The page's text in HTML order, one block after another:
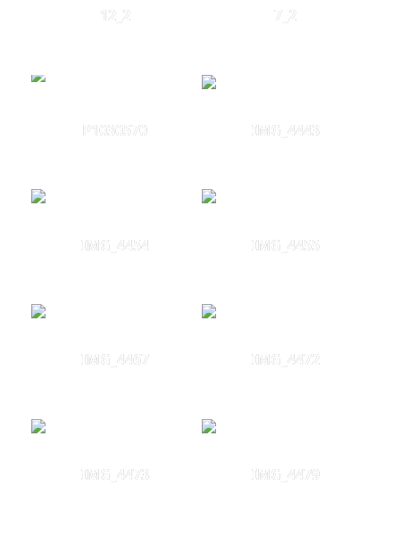
12_2 7_2
P1030570 IMG_4443
IMG_4454 IMG_4455
IMG_4467 IMG_4472
IMG_4473 IMG_4479